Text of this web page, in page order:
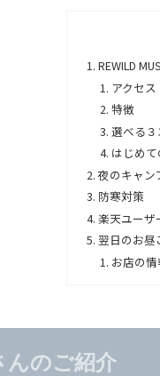
REWILD
アクセス
特徴
選べる
はじめ
夜のキャン
防寒対策
楽天ユーザ
翌日のお昼
お店の情
んのご紹介